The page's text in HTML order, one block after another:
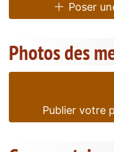
Poser
Photos des
Publier votre